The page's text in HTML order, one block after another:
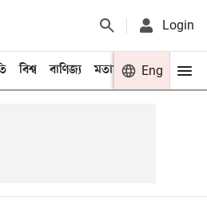
Login
বিশ্ব বাণিজ্য মতামত খেলা
Eng